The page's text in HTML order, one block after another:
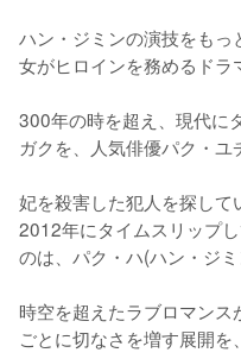
ハン・ジミンの演技をも
女がヒロインを務めるドラ
300年の時を超え、現代に
ガクを、人気俳優パク・ユ
妃を殺害した犯人を探して
2012年にタイムスリップ
のは、パク・ハ(ハン・ジ
時空を超えたラブロマン
ごとに切なさを増す展開を